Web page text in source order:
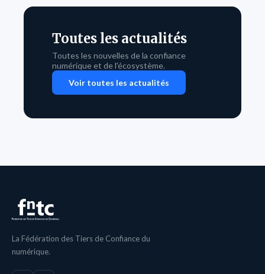
Toutes les actualités
Toutes les nouvelles de la confiance
numérique et de l'écosystème.
Voir toutes les actualités
La Fédération des Tiers de Confiance du
numérique.